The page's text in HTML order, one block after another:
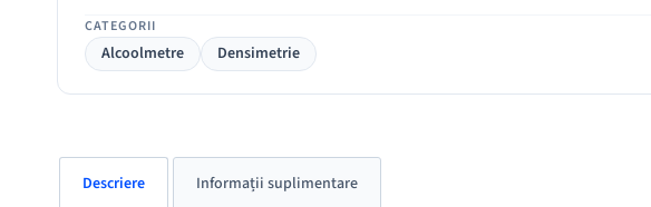
CATEGORII
Alcoolmetre Densimetrie
Descriere Informații suplimentare